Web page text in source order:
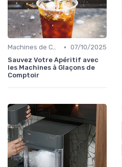
Machines de Comptoir • 07/10/2025
Sauvez Votre Apéritif avec
les Machines à Glaçons de
Comptoir